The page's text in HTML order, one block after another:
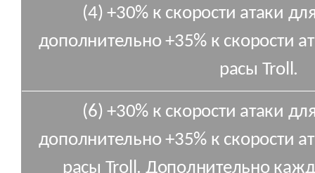
(4) +30% к скорости атаки
дополнительно +35% к скорости
расы Troll.
(6) +30% к скорости атаки
дополнительно +35% к скорости
расы Troll. Дополнительно